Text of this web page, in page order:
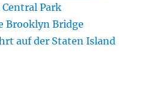
Park
Brooklyn Bridge
auf der Staten Island